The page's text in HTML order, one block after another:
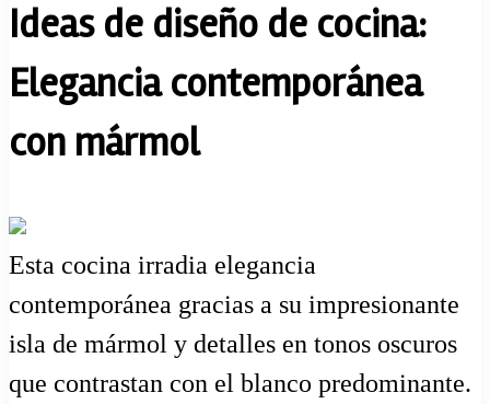
Ideas de diseño de cocina:
Elegancia contemporánea
con mármol
Esta cocina irradia elegancia
contemporánea gracias a su impresionante
isla de mármol y detalles en tonos oscuros
que contrastan con el blanco predominante.